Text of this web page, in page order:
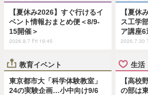
【夏休み2026】すぐ行けるイ
ベント情報おまとめ便＜8/9-
15開催＞
2026.8.7 Fri 19:45
【夏休
ス工学
ア講座6
2026.7.30
教育イベント
東京都市大「科学体験教室」
24の実験企画…小中向け9/6
生活
【高校
の部は